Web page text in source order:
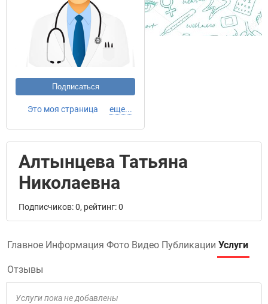
Подписаться
Это моя страница еще...
Алтынцева Татьяна
Николаевна
Подписчиков: 0, рейтинг: 0
Главное Информация Фото Видео Публикации Услуги
Отзывы
Услуги пока не добавлены